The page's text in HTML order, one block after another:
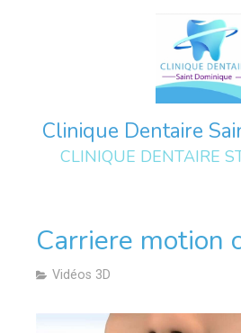
Clinique Dentaire
CLINIQUE DENTAIRE
Carriere motion
Vidéos 3D